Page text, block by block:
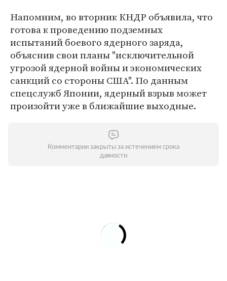
Напомним, во вторник КНДР объявила, что
готова к проведению подземных
испытаний боевого ядерного заряда,
объяснив свои планы "исключительной
угрозой ядерной войны и экономических
санкций со стороны США". По данным
спецслужб Японии, ядерный взрыв может
произойти уже в ближайшие выходные.
Комментарии закрыты за истечением срока
давности